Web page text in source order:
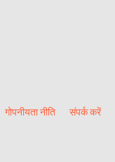
गोपनीयता नीति संपर्क करें